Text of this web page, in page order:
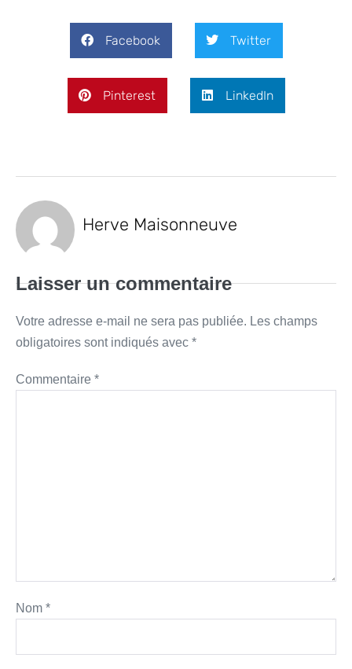
Facebook Twitter
Pinterest LinkedIn
Herve Maisonneuve
Laisser un commentaire
Votre adresse e-mail ne sera pas publiée. Les champs
obligatoires sont indiqués avec *
Commentaire *
Nom *